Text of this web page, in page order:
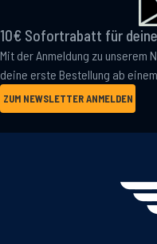
10€ Sofortrabatt für
Mit der Anmeldung zu
deine erste Bestellung ab
ZUM NEWSLETTER ANMELDEN